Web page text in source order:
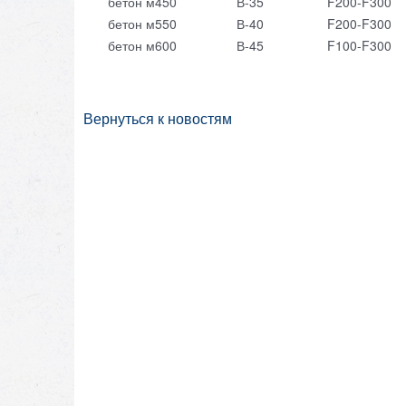
бетон м550
В-40 F200-F300
бетон м600
В-45 F100-F300
Вернуться к новостям